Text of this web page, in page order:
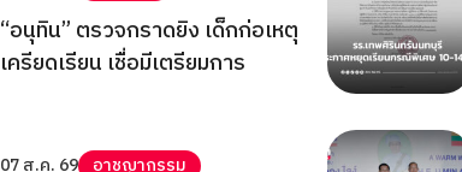
“อนุทิน” ตรวจกราดยิง เด็กก่อเหตุ
เครียดเรียน เชื่อมีเตรียมการ
07 ส.ค. 69 อาชญากรรม